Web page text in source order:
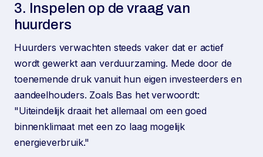
3. Inspelen op de vraag van
huurders
Huurders verwachten steeds vaker dat er actief
wordt gewerkt aan verduurzaming. Mede door de
toenemende druk vanuit hun eigen investeerders en
aandeelhouders. Zoals Bas het verwoordt:
"Uiteindelijk draait het allemaal om een goed
binnenklimaat met een zo laag mogelijk
energieverbruik."